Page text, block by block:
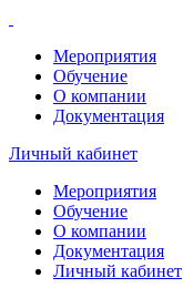
Мероприятия
Обучение
О компании
Документация
Личный кабинет
Мероприятия
Обучение
О компании
Документация
Личный кабинет